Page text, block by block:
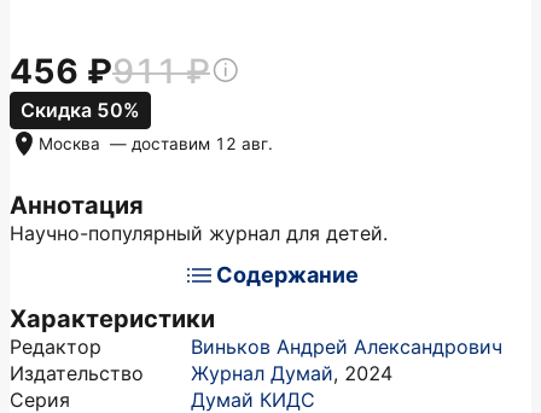
Аннотация
Научно-популярный журнал для детей.
Содержание
Характеристики
Редактор
Виньков Андрей Александрович
Издательство
Журнал Думай, 2024
Серия
Думай КИДС
456 911
Скидка 50%
Москва — доставим 12 авг.